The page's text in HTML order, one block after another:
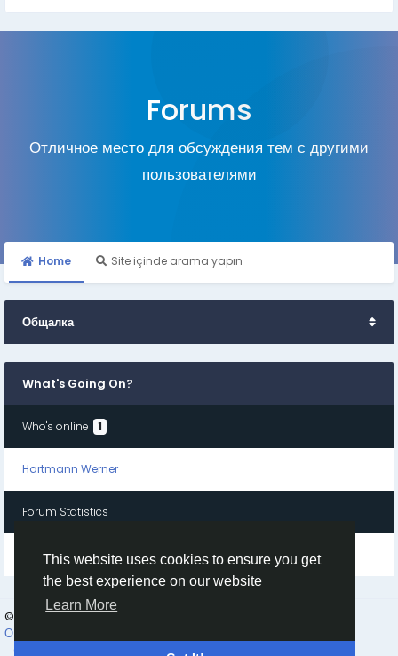
This website uses cookies to ensure you get
the best experience on our website
Learn More
Forums
Отличное место для обсуждения тем с другими
пользователями
Home Site içinde arama yapın
Общалка
What's Going On?
Who's online 1
Hartmann Werner
Forum Statistics
Threads : 0 Replies: 0 Üyeler: 5,844
© 2026 Goruss
О Нас
Contact Us